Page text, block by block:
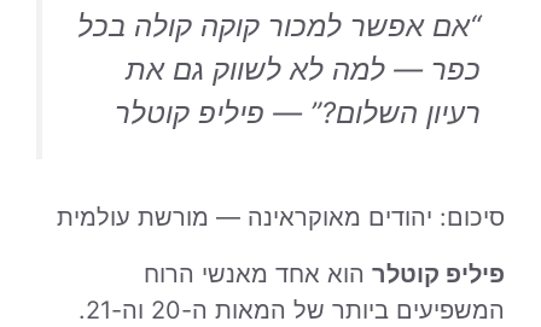
“אם אפשר למכור קוקה קולה בכל
כפר — למה לא לשווק גם את
רעיון השלום?” — פיליפ קוטלר
סיכום: יהודים מאוקראינה — מורשת עולמית
פיליפ קוטלר הוא אחד מאנשי הרוח
המשפיעים ביותר של המאות ה-20 וה-21.